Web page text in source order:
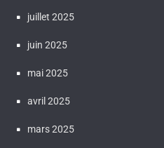
juillet 2025
juin 2025
mai 2025
avril 2025
mars 2025